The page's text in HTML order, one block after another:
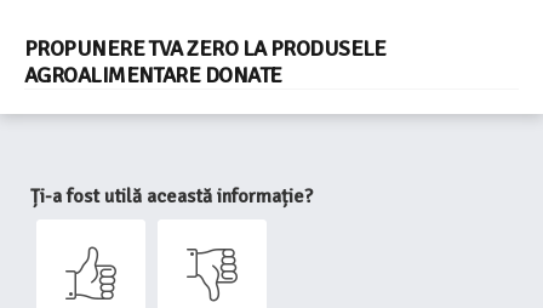
PROPUNERE TVA ZERO LA PRODUSELE
AGROALIMENTARE DONATE
Ți-a fost utilă această informație?